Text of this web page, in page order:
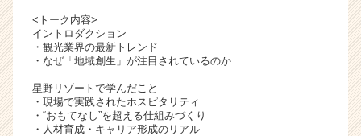
<トーク内容>
イントロダクション
・観光業界の最新トレンド
・なぜ「地域創生」が注目されているのか
星野リゾートで学んだこと
・現場で実践されたホスピタリティ
・“おもてなし”を超える仕組みづくり
・人材育成・キャリア形成のリアル